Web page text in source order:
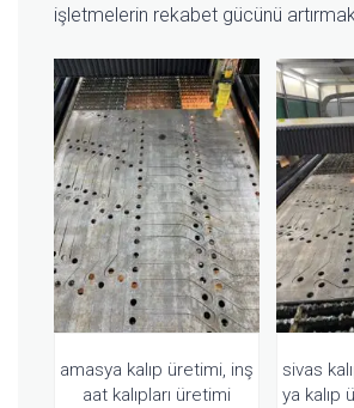
işletmelerin rekabet gücünü
amasya kalıp üretimi, inş
aat kalıpları üretimi
sivas
ya kalıp